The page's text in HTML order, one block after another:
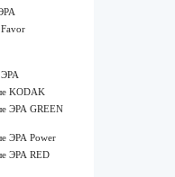
ЭРА
KODAK
ЭРА GREEN
ЭРА Power
ЭРА RED